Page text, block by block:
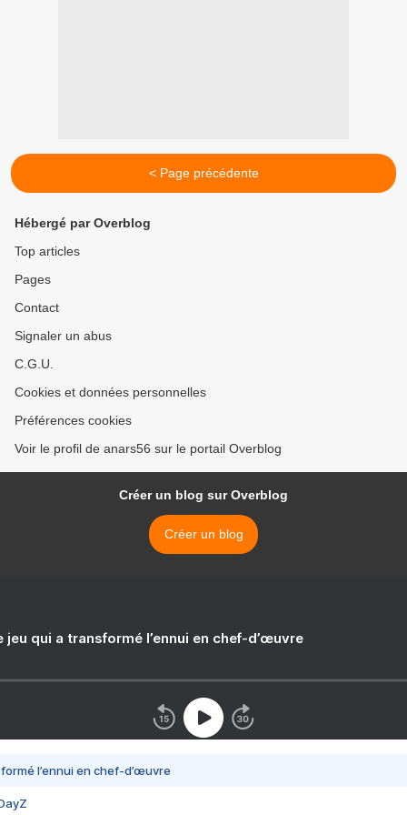
< Page précédente
Hébergé par Overblog
Top articles
Pages
Contact
Signaler un abus
C.G.U.
Cookies et données personnelles
Préférences cookies
Voir le profil de anars56 sur le portail Overblog
Créer un blog sur Overblog
Créer un blog
jeu qui a transformé l’ennui en chef-d’œuvre
l’ennui en chef-d’œuvre